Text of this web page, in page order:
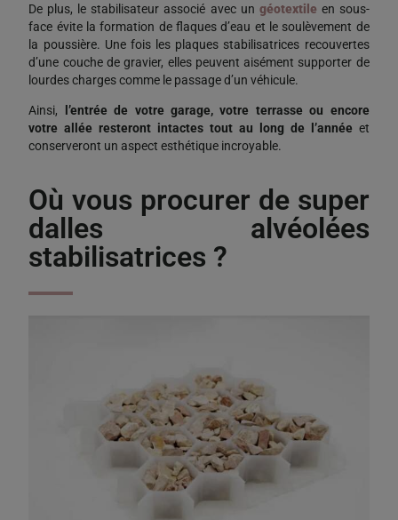
De plus, le stabilisateur associé avec un géotextile en sous-
face évite la formation de flaques d’eau et le soulèvement de
la poussière. Une fois les plaques stabilisatrices recouvertes
d’une couche de gravier, elles peuvent aisément supporter de
lourdes charges comme le passage d’un véhicule.
Ainsi,
l’entrée de votre garage, votre terrasse ou encore
votre allée resteront intactes tout au long de l’année et
conserveront un aspect esthétique incroyable.
Où vous procurer de super
dalles alvéolées
stabilisatrices ?